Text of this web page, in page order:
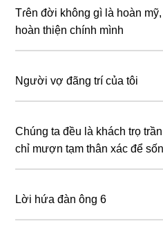
Tɾên đời không gì là hoàn
hoàn thiện chính mình
Người vợ đãng trí của tôi
Chúng ta đều là khách trọ
chỉ mượn tạm thân xác để
Lời hứa đàn ông 6